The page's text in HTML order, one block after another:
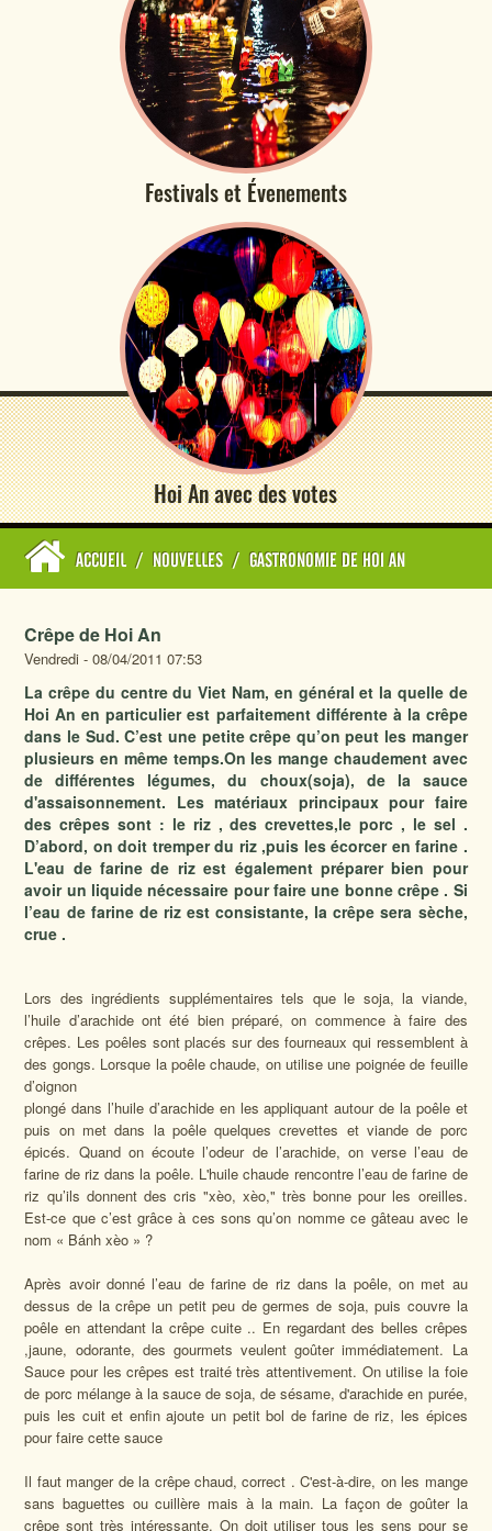
Festivals et Évenements
Hoi An avec des votes
ACCUEIL / NOUVELLES / GASTRONOMIE DE HOI AN
Crêpe de Hoi An
Vendredi - 08/04/2011 07:53
La crêpe du centre du Viet Nam, en général et la quelle de
Hoi An en particulier est parfaitement différente à la crêpe
dans le Sud. C’est une petite crêpe qu’on peut les manger
plusieurs en même temps.On les mange chaudement avec
de différentes légumes, du choux(soja), de la sauce
d'assaisonnement. Les matériaux principaux pour faire
des crêpes sont : le riz , des crevettes,le porc , le sel .
D’abord, on doit tremper du riz ,puis les écorcer en farine .
L'eau de farine de riz est également préparer bien pour
avoir un liquide nécessaire pour faire une bonne crêpe . Si
l’eau de farine de riz est consistante, la crêpe sera sèche,
crue .
Lors des ingrédients supplémentaires tels que le soja, la viande,
l’huile d’arachide ont été bien préparé, on commence à faire des
crêpes. Les poêles sont placés sur des fourneaux qui ressemblent à
des gongs. Lorsque la poêle chaude, on utilise une poignée de feuille
d’oignon
plongé dans l’huile d’arachide en les appliquant autour de la poêle et
puis on met dans la poêle quelques crevettes et viande de porc
épicés. Quand on écoute l’odeur de l’arachide, on verse l’eau de
farine de riz dans la poêle. L'huile chaude rencontre l’eau de farine de
riz qu’ils donnent des cris "xèo, xèo," très bonne pour les oreilles.
Est-ce que c’est grâce à ces sons qu’on nomme ce gâteau avec le
nom « Bánh xèo » ?
Après avoir donné l’eau de farine de riz dans la poêle, on met au
dessus de la crêpe un petit peu de germes de soja, puis couvre la
poêle en attendant la crêpe cuite .. En regardant des belles crêpes
,jaune, odorante, des gourmets veulent goûter immédiatement. La
Sauce pour les crêpes est traité très attentivement. On utilise la foie
de porc mélange à la sauce de soja, de sésame, d'arachide en purée,
puis les cuit et enfin ajoute un petit bol de farine de riz, les épices
pour faire cette sauce
Il faut manger de la crêpe chaud, correct . C'est-à-dire, on les mange
sans baguettes ou cuillère mais à la main. La façon de goûter la
crêpe sont très intéressante. On doit utiliser tous les sens pour se